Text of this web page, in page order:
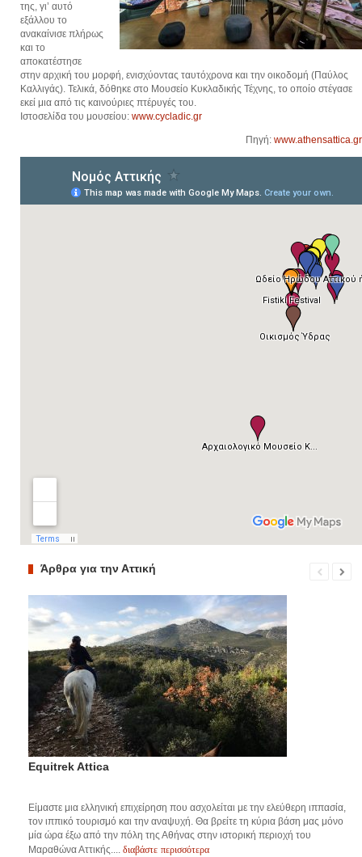
της, γι’ αυτό
εξάλλου το
ανακαίνισε πλήρως
και το
αποκατέστησε
στην αρχική του μορφή, ενισχύοντας ταυτόχρονα και την οικοδομή (Παύλος
Καλλιγάς). Τελικά, δόθηκε στο Μουσείο Κυκλαδικής Τέχνης, το οποίο στέγασε
εκεί μια από τις καινούριες πτέρυγές του.
Ιστοσελίδα του μουσείου: www.cycladic.gr
Πηγή: www.athensattica.gr
Άρθρα για την Αττική
Equitrek Attica
Είμαστε μια ελληνική επιχείρηση που ασχολείται με την ελεύθερη ιππασία,
τον ιππικό τουρισμό και την αναψυχή. Θα βρείτε τη κύρια βάση μας μόνο
μία ώρα έξω από την πόλη της Αθήνας στην ιστορική περιοχή του
Μαραθώνα Αττικής.... διαβάστε περισσότερα